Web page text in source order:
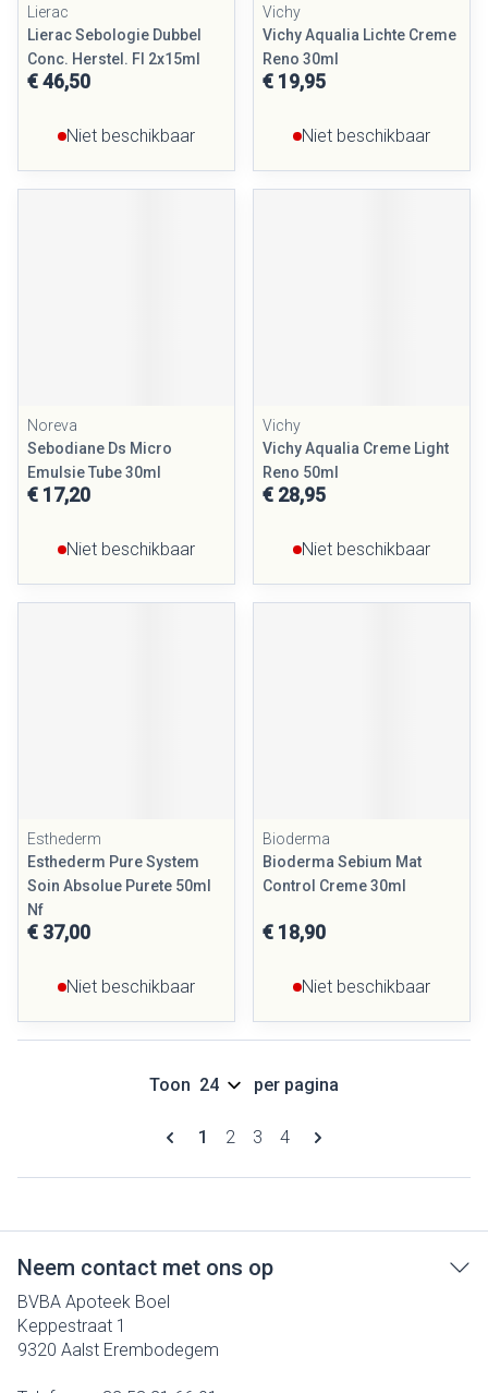
Lierac
Lierac Sebologie Dubbel
Conc. Herstel. Fl 2x15ml
€ 46,50
Niet beschikbaar
Vichy
Vichy Aqualia Lichte Creme
Reno 30ml
€ 19,95
Niet beschikbaar
Noreva
Sebodiane Ds Micro
Emulsie Tube 30ml
€ 17,20
Niet beschikbaar
Vichy
Vichy Aqualia Creme Light
Reno 50ml
€ 28,95
Niet beschikbaar
Esthederm
Esthederm Pure System
Soin Absolue Purete 50ml
Nf
€ 37,00
Niet beschikbaar
Bioderma
Bioderma Sebium Mat
Control Creme 30ml
€ 18,90
Niet beschikbaar
Pagina's
U lees momenteel pagina
1 Pagina
2 Pagina
3 Pagina
4
Toon per pagina
Neem contact met ons op
BVBA Apoteek Boel
Keppestraat 1
9320 Aalst Erembodegem